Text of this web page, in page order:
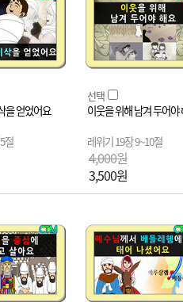
을 얻었어요
절
선택
이웃을 위해 남겨 두어야
레위기 19장 9~10절
4,000원
3,500원